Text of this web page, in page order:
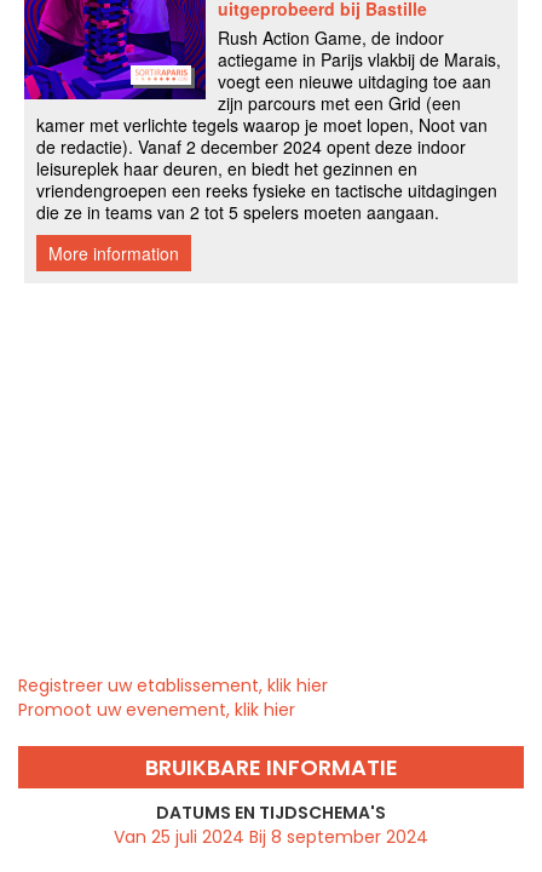
Registreer uw etablissement, klik hier
Promoot uw evenement, klik hier
BRUIKBARE INFORMATIE
DATUMS EN TIJDSCHEMA'S
Van 25 juli 2024 Bij 8 september 2024